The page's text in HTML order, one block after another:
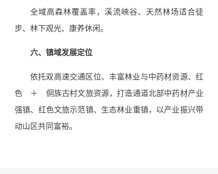
全域高森林覆盖率，溪流峡谷、天然林场适合徒
步、林下观光、康养休闲。
六、镇域发展定位
依托双高速交通区位、丰富林业与中药材资源、红
色 ＋ 侗族古村文旅资源，打造通道北部中药材产业
强镇、红色文旅示范镇、生态林业重镇，以产业振兴带
动山区共同富裕。